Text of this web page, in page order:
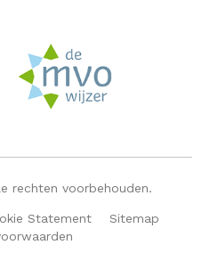
rechten voorbehouden.
Statement
Sitemap